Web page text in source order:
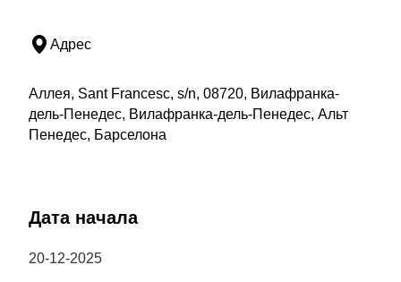
Адрес
Аллея, Sant Francesc, s/n, 08720, Вилафранка-
дель-Пенедес, Вилафранка-дель-Пенедес, Альт
Пенедес, Барселона
Дата начала
20-12-2025